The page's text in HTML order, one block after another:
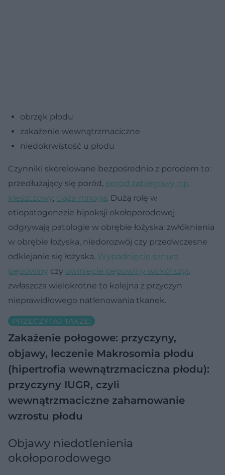
obrzęk płodu
zakażenie wewnątrzmaciczne
niedokrwistość u płodu
Czynniki skorelowane bezpośrednio z porodem to:
przedłużający się poród, poród zabiegowy, np.
kleszczowy, ciąża mnoga. Dużą rolę w
etiopatogenezie hipoksji okołoporodowej
odgrywają patologie w obrębie łożyska: zwłóknienia
w obrębie łożyska, niedorozwój czy przedwczesne
odklejanie się łożyska. Wypadnięcie sznura
pępowiny czy owinięcie pępowiny wokół szyi,
zwłaszcza wielokrotne to kolejna z przyczyn
nieprawidłowego natlenowania tkanek.
PRZECZYTAJ TAKŻE:
Zakażenie połogowe: przyczyny,
objawy, leczenie Makrosomia płodu
(hipertrofia wewnątrzmaciczna płodu):
przyczyny IUGR, czyli
wewnątrzmaciczne zahamowanie
wzrostu płodu
Objawy niedotlenienia
okołoporodowego